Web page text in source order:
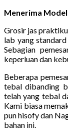
Menerima
Grosir jas
lab yang
Sebagian
keperluan dan
Beberapa
tebal dibanding
telah yang tebal
Kami biasa
pun hisofy dan
bahan ini.